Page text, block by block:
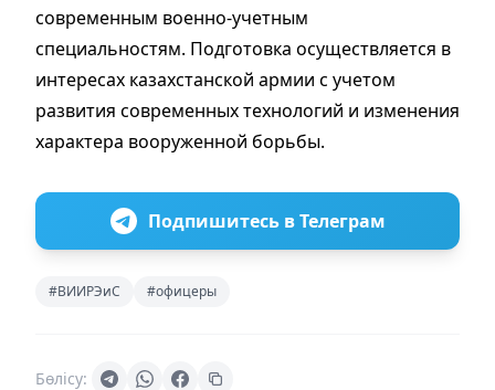
современным военно-учетным
специальностям. Подготовка осуществляется в
интересах казахстанской армии с учетом
развития современных технологий и изменения
характера вооруженной борьбы.
Подпишитесь в Телеграм
#ВИИРЭиС #офицеры
Бөлісу: